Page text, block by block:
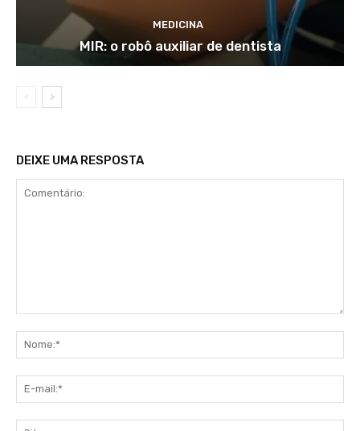
MEDICINA
MIR: o robô auxiliar de dentista
DEIXE UMA RESPOSTA